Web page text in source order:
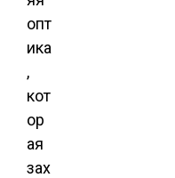
опт
ика
,
кот
ор
ая
зах